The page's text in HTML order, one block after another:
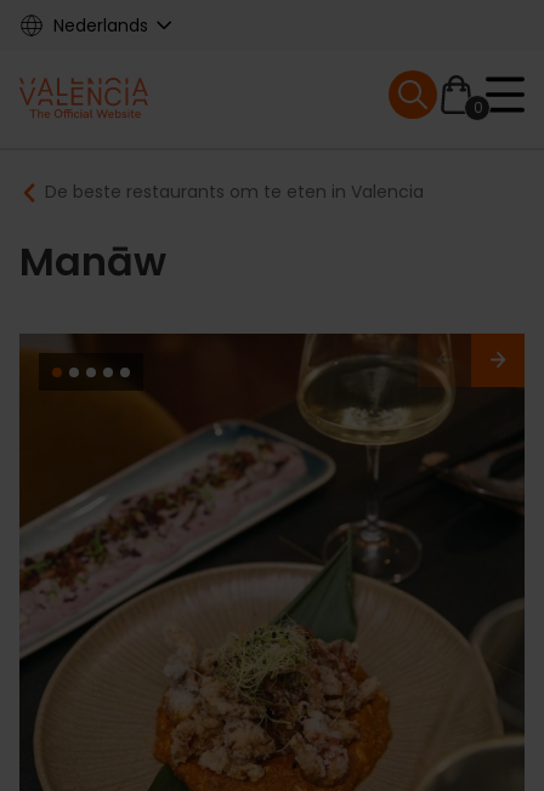
Skip
content
Nederlands
Main
navigation
0
Mobile menu
Breadcrumb
De beste restaurants om te eten in Valencia
Manāw